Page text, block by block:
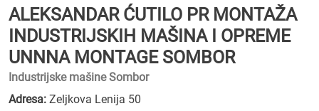
ALEKSANDAR ĆUTILO PR MONTAŽA
INDUSTRIJSKIH MAŠINA I OPREME
UNNNA MONTAGE SOMBOR
Industrijske mašine Sombor
Adresa: Zeljkova Lenija 50